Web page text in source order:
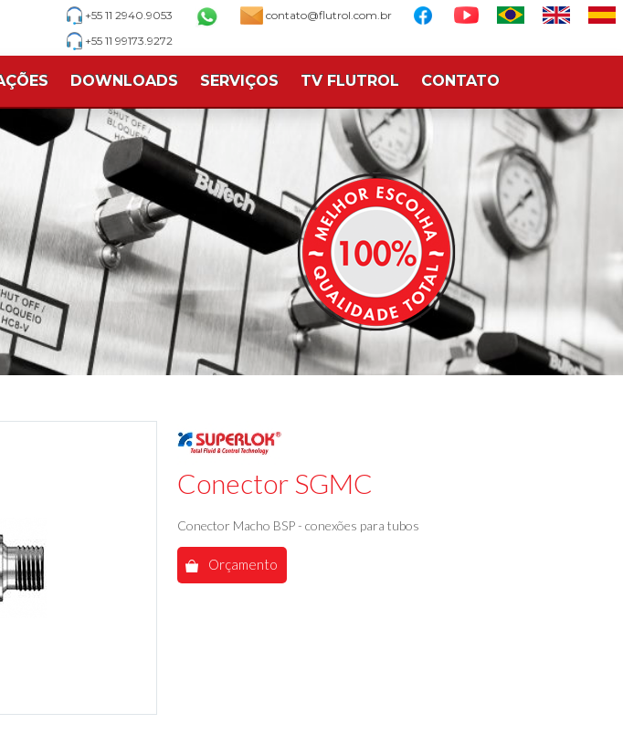
+55 11 2940.9053
+55 11 99173.9272
contato@flutrol.com.br
DOWNLOADS SERVIÇOS TV FLUTROL CONTATO
Conector SGMC
Conector Macho BSP - conexões para tubos
Orçamento